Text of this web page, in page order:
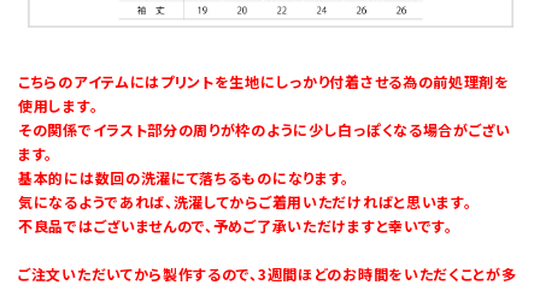
こちらのアイテムにはプリントを生地にしっかり付着させる為の前処理剤を
使用します。
その関係でイラスト部分の周りが枠のように少し白っぽくなる場合がござい
ます。
基本的には数回の洗濯にて落ちるものになります。
気になるようであれば、洗濯してからご着用いただければと思います。
不良品ではございませんので、予めご了承いただけますと幸いです。
ご注文いただいてから製作するので、3週間ほどのお時間をいただくことが多